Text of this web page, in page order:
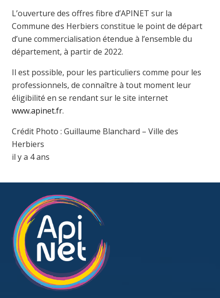
L’ouverture des offres fibre d’APINET sur la
Commune des Herbiers constitue le point de départ
d’une commercialisation étendue à l’ensemble du
département, à partir de 2022.
Il est possible, pour les particuliers comme pour les
professionnels, de connaître à tout moment leur
éligibilité en se rendant sur le site internet
www.apinet.fr.
Crédit Photo : Guillaume Blanchard – Ville des
Herbiers
il y a 4 ans